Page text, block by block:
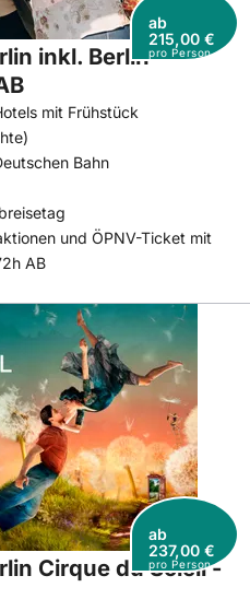
ab
215,00 €
pro Person
inkl. Berlin
mit Frühstück
Bahn
und ÖPNV-Ticket mit
AB
ab
237,00 €
pro Person
Cirque du Soleil -